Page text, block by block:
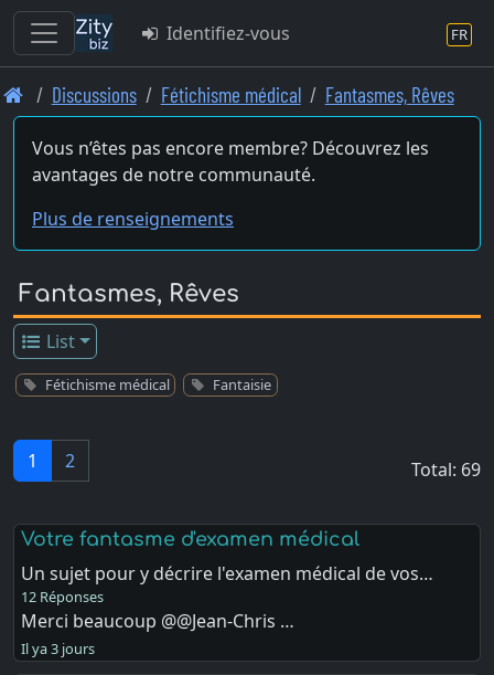
Skip
to
main
content
Identifiez-vous FR
Discussions Fétichisme médical Fantasmes, Rêves
Vous n’êtes pas encore membre? Découvrez les
avantages de notre communauté.
Plus de renseignements
Fantasmes, Rêves
List
Fétichisme médical Fantaisie
1 2 Total: 69
Votre fantasme d'examen médical
Un sujet pour y décrire l'examen médical de vos…
12 Réponses
Merci beaucoup @@Jean-Chris …
Il ya 3 jours